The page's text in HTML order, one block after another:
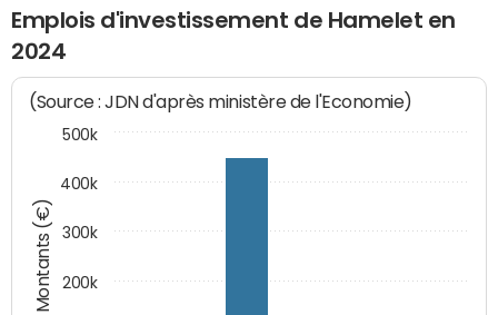
Emplois d'investissement de Hamelet en
2024
Montants (€)
(Source : JDN d'après ministère de l'Economie)
200k
300k
400k
500k